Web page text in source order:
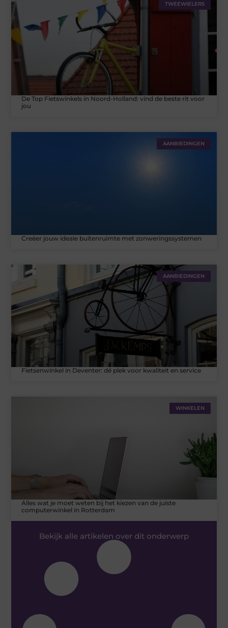
TWEEWIELERS
De Top Fietswinkels in Noord-Holland: vind de beste rit voor
jou
AANBIEDINGEN
Creëer jouw ideale buitenruimte met zonweringssystemen
AANBIEDINGEN
Fietsenwinkel in Deventer: dé plek voor kwaliteit en service
WINKELEN
Alles wat je moet weten bij het kiezen van de juiste
computerwinkel in Rotterdam
Bekijk alle artikelen over dit onderwerp